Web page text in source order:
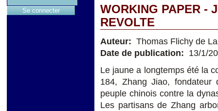
WORKING PAPER -
REVOLTE
Auteur: Thomas Flichy de
Date de publication: 13/1/
Le jaune a longtemps été la
184, Zhang Jiao,
peuple chinois contre la
Les partisans de Zhang